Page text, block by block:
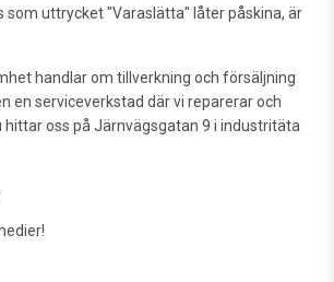
som uttrycket "Varaslätta" låter påskina, är
handlar om tillverkning och försäljning
en serviceverkstad där vi reparerar och
hittar oss på Järnvägsgatan 9 i industritäta